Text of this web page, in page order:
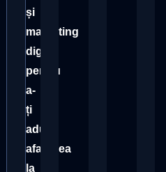
și
marketing
digital
pentru
a-
ți
aduce
afacerea
la